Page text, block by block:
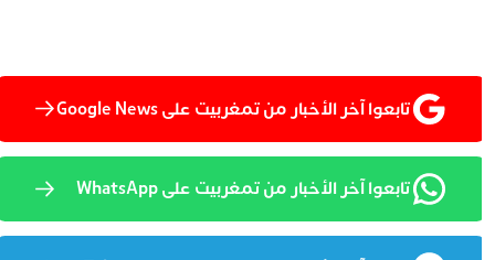
تابعوا آخر الأخبار من تمغربيت على Google News
تابعوا آخر الأخبار من تمغربيت على WhatsApp